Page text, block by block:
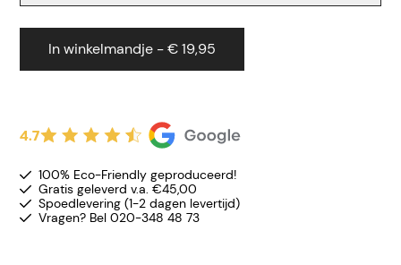
In winkelmandje - € 19,95
4.7
100% Eco-Friendly geproduceerd!
Gratis geleverd v.a. €45,00
Spoedlevering (1-2 dagen levertijd)
Vragen? Bel 020-348 48 73